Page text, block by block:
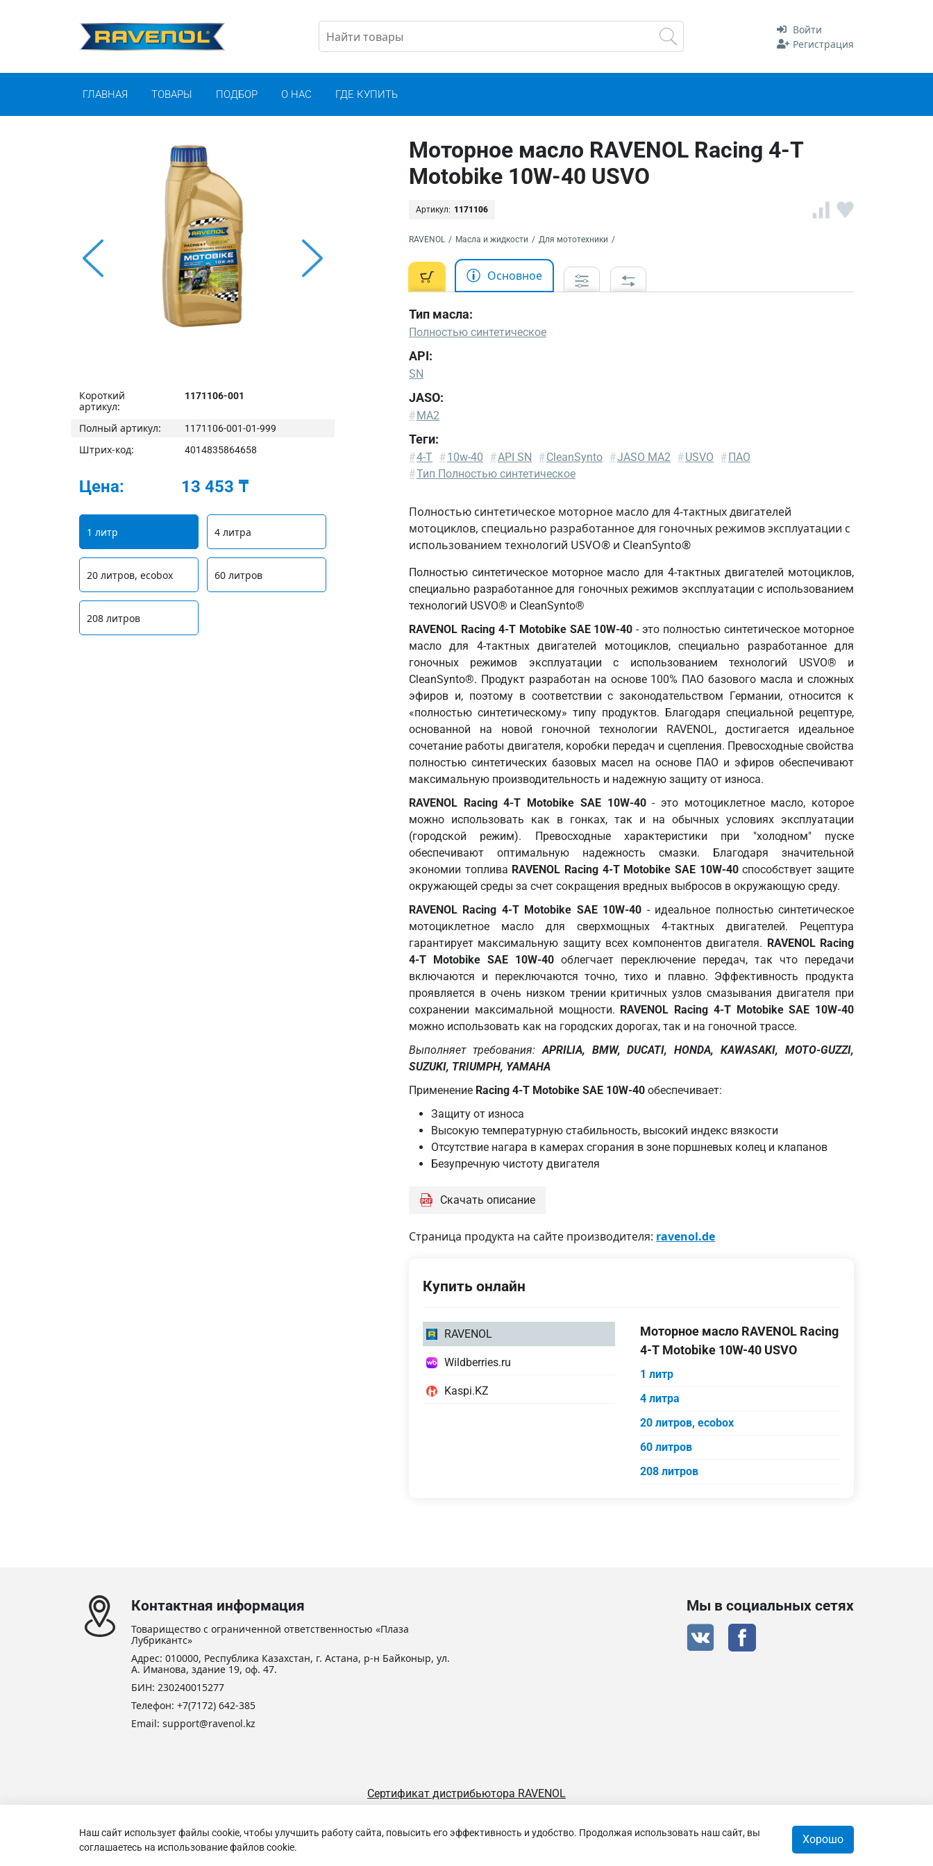
Войти
Регистрация
ГЛАВНАЯ ТОВАРЫ ПОДБОР О НАС ГДЕ КУПИТЬ
Короткий
артикул:
1171106-001
Полный артикул: 1171106-001-01-999
Штрих-код: 4014835864658
Цена: 13 453 ₸
1 литр 4 литра
20 литров, ecobox 60 литров
208 литров
Моторное масло RAVENOL Racing 4-T
Motobike 10W-40 USVO
Артикул: 1171106
RAVENOL / Масла и жидкости / Для мототехники /
Основное
Тип масла:
Полностью синтетическое
API:
SN
JASO:
#MA2
Теги:
#4-T #10w-40 #API SN #CleanSynto #JASO MA2 #USVO #ПАО
#Тип Полностью синтетическое
Полностью синтетическое моторное масло для 4-тактных двигателей
мотоциклов, специально разработанное для гоночных режимов эксплуатации с
использованием технологий USVO® и CleanSynto®
Полностью синтетическое моторное масло для 4-тактных двигателей мотоциклов,
специально разработанное для гоночных режимов эксплуатации с использованием
технологий USVO® и CleanSynto®
RAVENOL Racing 4-T Motobike SAE 10W-40 - это полностью синтетическое моторное
масло для 4-тактных двигателей мотоциклов, специально разработанное для
гоночных режимов эксплуатации с использованием технологий USVO® и
CleanSynto®. Продукт разработан на основе 100% ПАО базового масла и сложных
эфиров и, поэтому в соответствии с законодательством Германии, относится к
«полностью синтетическому» типу продуктов. Благодаря специальной рецептуре,
основанной на новой гоночной технологии RAVENOL, достигается идеальное
сочетание работы двигателя, коробки передач и сцепления. Превосходные свойства
полностью синтетических базовых масел на основе ПАО и эфиров обеспечивают
максимальную производительность и надежную защиту от износа.
RAVENOL Racing 4-T Motobike SAE 10W-40- это мотоциклетное масло, которое
можно использовать как в гонках, так и на обычных условиях эксплуатации
(городской режим). Превосходные характеристики при "холодном" пуске
обеспечивают оптимальную надежность смазки. Благодаря значительной
экономии топлива RAVENOL Racing 4-T Motobike SAE 10W-40способствует защите
окружающей среды за счет сокращения вредных выбросов в окружающую среду.
RAVENOL Racing 4-T Motobike SAE 10W-40 - идеальное полностью синтетическое
мотоциклетное масло для сверхмощных 4-тактных двигателей. Рецептура
гарантирует максимальную защиту всех компонентов двигателя. RAVENOL Racing
4-T Motobike SAE 10W-40 облегчает переключение передач, так что передачи
включаются и переключаются точно, тихо и плавно. Эффективность продукта
проявляется в очень низком трении критичных узлов смазывания двигателя при
сохранении максимальной мощности. RAVENOL Racing 4-T Motobike SAE 10W-40
можно использовать как на городских дорогах, так и на гоночной трассе.
Выполняет требования:APRILIA, BMW, DUCATI, HONDA, KAWASAKI, MOTO-GUZZI,
SUZUKI, TRIUMPH, YAMAHA
Применение Racing 4-T Motobike SAE 10W-40 обеспечивает:
Защиту от износа
Высокую температурную стабильность, высокий индекс вязкости
Отсутствие нагара в камерах сгорания в зоне поршневых колец и клапанов
Безупречную чистоту двигателя
Скачать описание
Страница продукта на сайте производителя: ravenol.de
Купить онлайн
1
литр
4
литра
RAVENOL
1
Wildberries.ru
1
Kaspi.KZ
Моторное масло RAVENOL Racing
4-T Motobike 10W-40 USVO
1 литр
4 литра
20 литров, ecobox
60 литров
208 литров
Контактная информация
Товарищество с ограниченной ответственностью «Плаза
Лубрикантс»
Адрес: 010000, Республика Казахстан, г. Астана, р-н Байконыр, ул.
А. Иманова, здание 19, оф. 47.
БИН: 230240015277
Телефон: +7(7172) 642-385
Email: support@ravenol.kz
Мы в социальных сетях
Сертификат дистрибьютора RAVENOL
Товарищество с ограниченной ответственностью «Плаза Лубрикантс» © 2026
Наш сайт использует файлы cookie, чтобы улучшить работу сайта, повысить его эффективность и удобство. Продолжая использовать наш сайт, вы
соглашаетесь на использование файлов cookie.
Хорошо